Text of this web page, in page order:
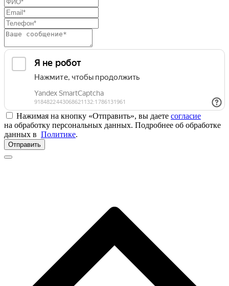
Нажимая на кнопку «Отправить», вы даете согласие
на обработку персональных данных. Подробнее об обработке
данных в Политике.
Отправить